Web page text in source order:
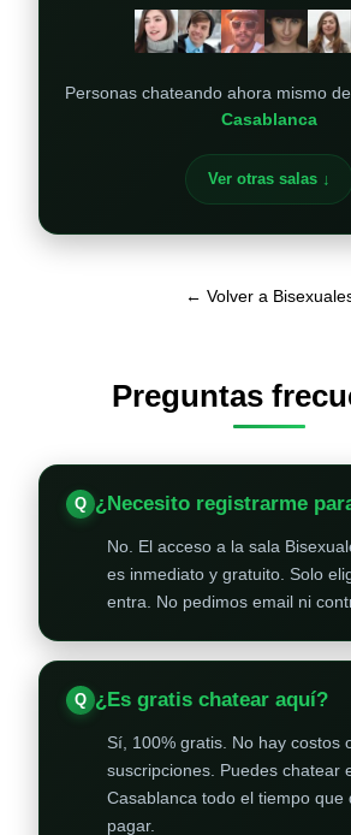
Personas chateando ahora mismo
Casablanca
Ver otras salas ↓
← Volver a
Preguntas
¿Necesito registrarme
No. El acceso a la sala
es inmediato y gratuito. Solo
entra. No pedimos email ni
¿Es gratis chatear aquí?
Sí, 100% gratis. No hay costos
suscripciones. Puedes chatear
Casablanca todo el tiempo que
pagar.